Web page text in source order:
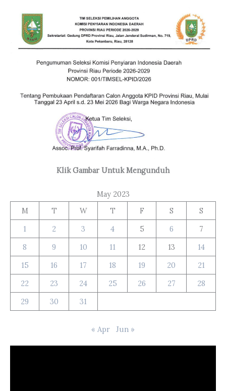
Klik Gambar Untuk Mengunduh
May 2023
M
T W T F S
S
1
2 3 4 5 6
7
8
9 10 11 12 13
14
15
16 17 18 19 20
21
22
23 24 25 26 27
28
29
30 31
« Apr Jun »